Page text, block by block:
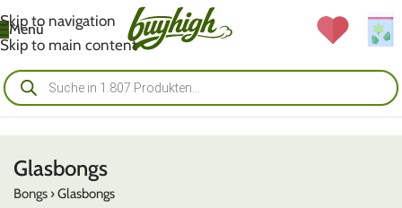
Skip to navigation
Skip to main content
Menü
Glasbongs
Bongs ›Glasbongs